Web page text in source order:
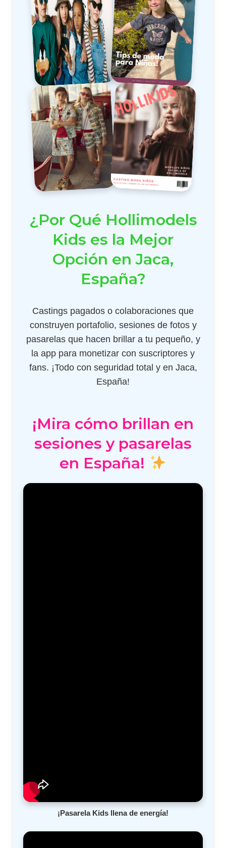
¿Por Qué Hollimodels
Kids es la Mejor
Opción en Jaca,
España?
Castings pagados o colaboraciones que
construyen portafolio, sesiones de fotos y
pasarelas que hacen brillar a tu pequeño, y
la app para monetizar con suscriptores y
fans. ¡Todo con seguridad total y en Jaca,
España!
¡Mira cómo brillan en
sesiones y pasarelas
en España!
¡Pasarela Kids llena de energía!